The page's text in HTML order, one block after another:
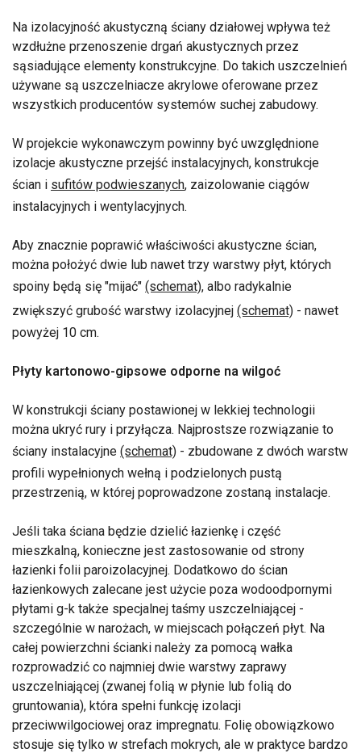
Na izolacyjność akustyczną ściany działowej wpływa też
wzdłużne przenoszenie drgań akustycznych przez
sąsiadujące elementy konstrukcyjne. Do takich uszczelnień
używane są uszczelniacze akrylowe oferowane przez
wszystkich producentów systemów suchej zabudowy.
W projekcie wykonawczym powinny być uwzględnione
izolacje akustyczne przejść instalacyjnych, konstrukcje
ścian i sufitów podwieszanych, zaizolowanie ciągów
instalacyjnych i wentylacyjnych.
Aby znacznie poprawić właściwości akustyczne ścian,
można położyć dwie lub nawet trzy warstwy płyt, których
spoiny będą się "mijać" (schemat), albo radykalnie
zwiększyć grubość warstwy izolacyjnej (schemat) - nawet
powyżej 10 cm.
Płyty kartonowo-gipsowe odporne na wilgoć
W konstrukcji ściany postawionej w lekkiej technologii
można ukryć rury i przyłącza. Najprostsze rozwiązanie to
ściany instalacyjne (schemat) - zbudowane z dwóch warstw
profili wypełnionych wełną i podzielonych pustą
przestrzenią, w której poprowadzone zostaną instalacje.
Jeśli taka ściana będzie dzielić łazienkę i część
mieszkalną, konieczne jest zastosowanie od strony
łazienki folii paroizolacyjnej. Dodatkowo do ścian
łazienkowych zalecane jest użycie poza wodoodpornymi
płytami g-k także specjalnej taśmy uszczelniającej -
szczególnie w narożach, w miejscach połączeń płyt. Na
całej powierzchni ścianki należy za pomocą wałka
rozprowadzić co najmniej dwie warstwy zaprawy
uszczelniającej (zwanej folią w płynie lub folią do
gruntowania), która spełni funkcję izolacji
przeciwwilgociowej oraz impregnatu. Folię obowiązkowo
stosuje się tylko w strefach mokrych, ale w praktyce bardzo